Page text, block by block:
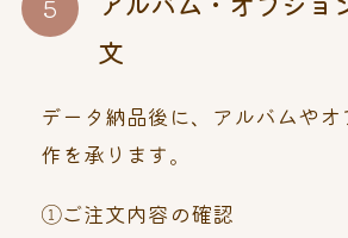
文
データ納品後に、アルバムや
作を承ります。
①ご注文内容の確認